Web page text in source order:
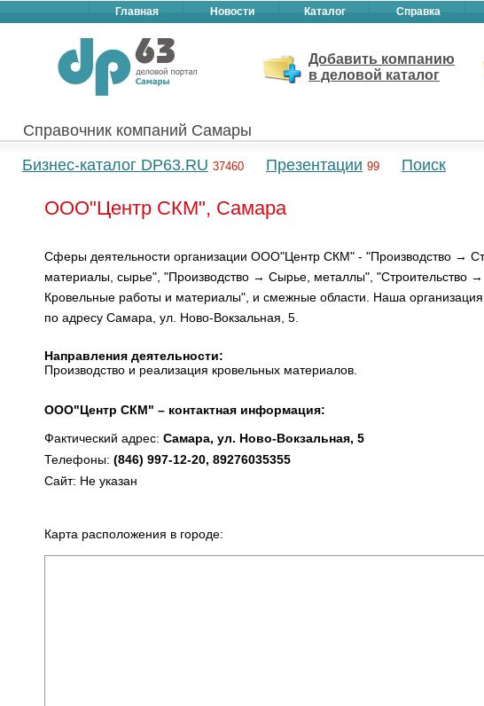
Главная Новости Каталог Справка
Добавить компанию
в деловой каталог
Справочник компаний Самары
Бизнес-каталог DP63.RU 37460 Презентации 99 Поиск
ООО"Центр СКМ", Самара
Сферы деятельности организации ООО"Центр СКМ" - "Производство →
материалы, сырье", "Производство → Сырье, металлы", "Строительство →
Кровельные работы и материалы", и смежные области. Наша организация
по адресу Самара, ул. Ново-Вокзальная, 5.
Направления деятельности:
Производство и реализация кровельных материалов.
ООО"Центр СКМ" – контактная информация:
Фактический адрес: Самара, ул. Ново-Вокзальная, 5
Телефоны: (846) 997-12-20, 89276035355
Сайт: Не указан
Карта расположения в городе: